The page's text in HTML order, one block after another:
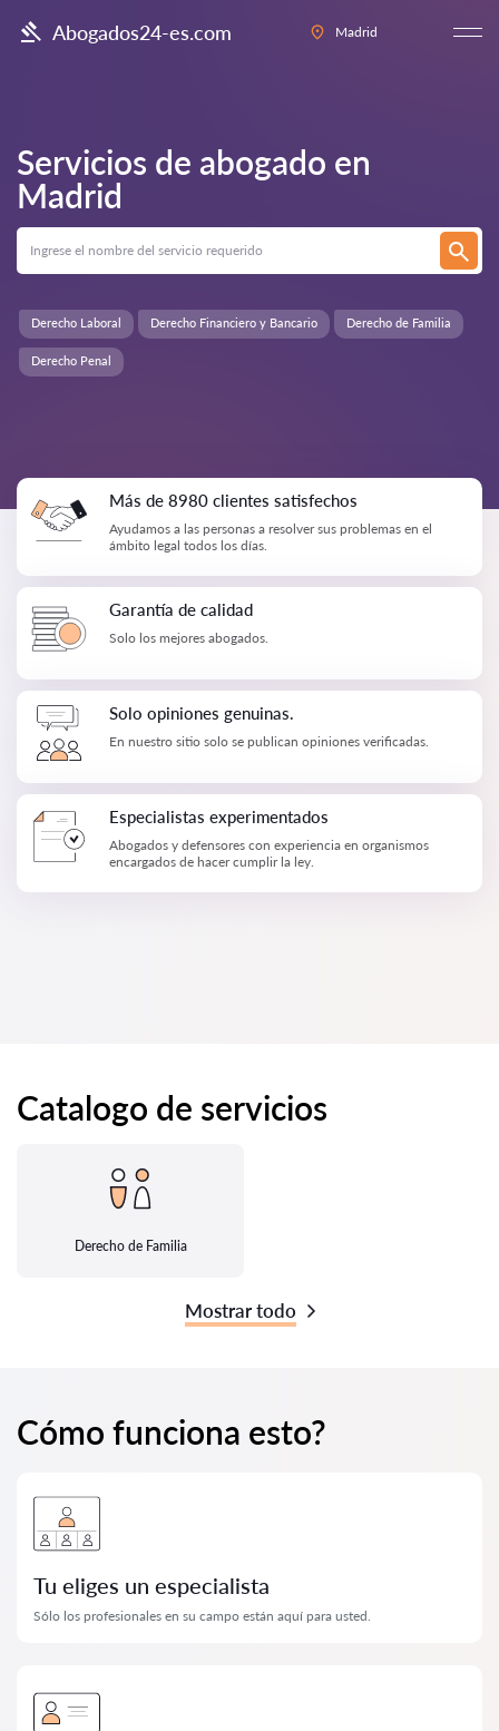
Abogados24-es.com Madrid
Servicios de abogado en
Madrid
Derecho Penal
Derecho Laboral Derecho Financiero y Bancario Derecho de Familia
Más de 8980 clientes satisfechos
Ayudamos a las personas a resolver sus problemas en el
ámbito legal todos los días.
Garantía de calidad
Solo los mejores abogados.
Solo opiniones genuinas.
En nuestro sitio solo se publican opiniones verificadas.
Especialistas experimentados
Abogados y defensores con experiencia en organismos
encargados de hacer cumplir la ley.
Catalogo de servicios
Derecho de Familia
Mostrar todo
Cómo funciona esto?
Tu eliges un especialista
Sólo los profesionales en su campo están aquí para usted.